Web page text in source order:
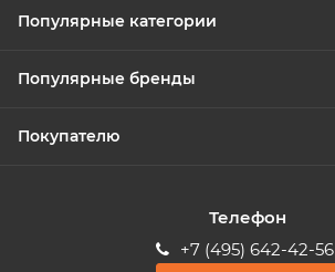
Популярные категории
Популярные бренды
Покупателю
Телефон
+7 (495) 642-42-56